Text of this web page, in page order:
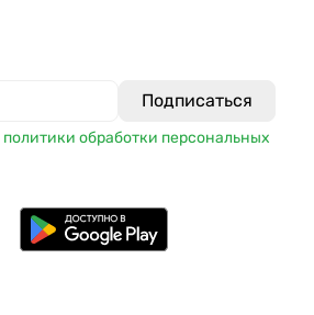
политики обработки персональных